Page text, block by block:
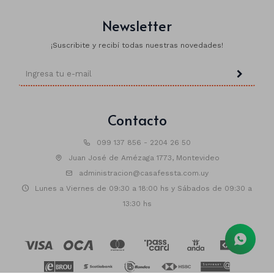
Contacto
099 137 856 - 2204 26 50
Juan José de Amézaga 1773, Montevideo
administracion@casafessta.com.uy
Lunes a Viernes de 09:30 a 18:00 hs y Sábados de 09:30 a
13:30 hs
Newsletter
¡Suscribite y recibí todas nuestras novedades!
Dinosaurios
Fanal
Veladoras